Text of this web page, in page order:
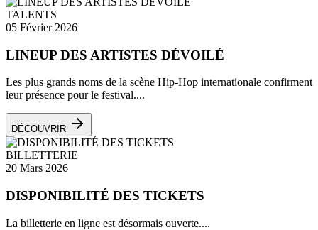
TALENTS
05 Février 2026
LINEUP DES ARTISTES DÉVOILÉ
Les plus grands noms de la scène Hip-Hop internationale confirment
leur présence pour le festival....
DÉCOUVRIR
BILLETTERIE
20 Mars 2026
DISPONIBILITÉ DES TICKETS
La billetterie en ligne est désormais ouverte....